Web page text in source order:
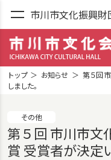
市川市文化振興財
トップ お知らせ
第５回
しました。
その他
第５回 市川市文
賞 受賞者が決定